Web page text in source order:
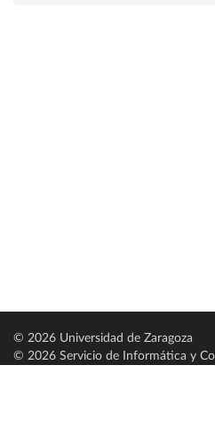
© 2026 Universidad de Zaragoza
© 2026 Servicio de Informática y